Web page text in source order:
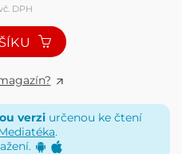
DPH
verzi určenou ke čtení
.